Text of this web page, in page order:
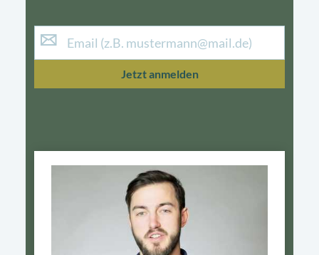
Jetzt anmelden